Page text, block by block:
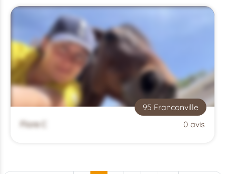
95 Franconville
Flore C
0 avis